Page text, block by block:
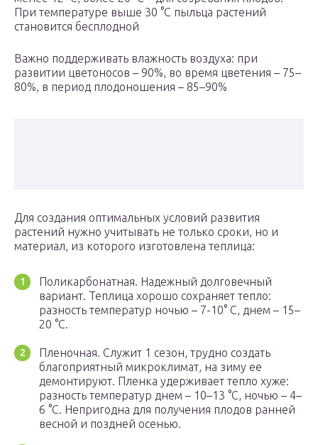
При температуре выше 30 °С пыльца растений
становится бесплодной
Важно поддерживать влажность воздуха: при
развитии цветоносов – 90%, во время цветения – 75–
80%, в период плодоношения – 85–90%
Для создания оптимальных условий развития
растений нужно учитывать не только сроки, но и
материал, из которого изготовлена теплица:
Поликарбонатная. Надежный долговечный
вариант. Теплица хорошо сохраняет тепло:
разность температур ночью – 7-10° С, днем – 15–
20 °С.
Пленочная. Служит 1 сезон, трудно создать
благоприятный микроклимат, на зиму ее
демонтируют. Пленка удерживает тепло хуже:
разность температур днем – 10–13 °С, ночью – 4–
6 °С. Непригодна для получения плодов ранней
весной и поздней осенью.